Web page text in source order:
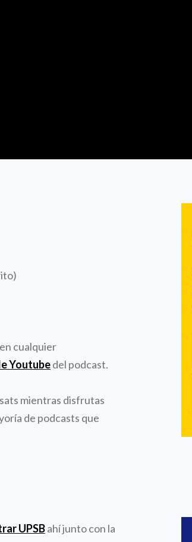
cualquier
Youtubedel podcast.
mientras disfrutas
de podcasts que
UPSBahí junto con la